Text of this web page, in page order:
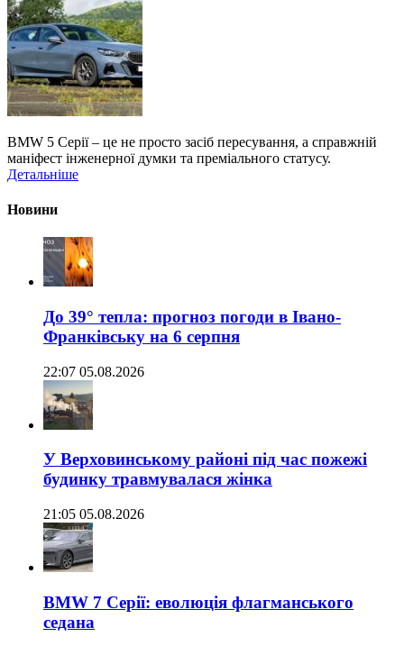
BMW 5 Серії – це не просто засіб пересування, а справжній
маніфест інженерної думки та преміального статусу.
Детальніше
Новини
До 39° тепла: прогноз погоди в Івано-
Франківську на 6 серпня
22:07 05.08.2026
У Верховинському районі під час пожежі
будинку травмувалася жінка
21:05 05.08.2026
BMW 7 Серії: еволюція флагманського
седана